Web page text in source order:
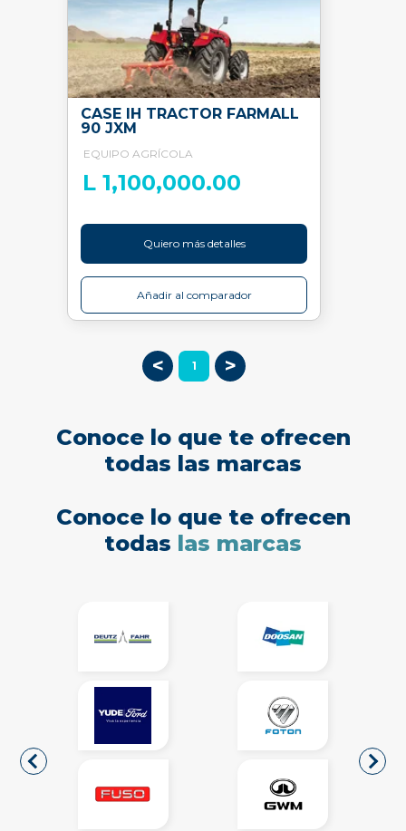
CASE IH TRACTOR FARMALL
90 JXM
EQUIPO AGRÍCOLA
L 1,100,000.00
Quiero más detalles
Añadir al comparador
< 1 >
Conoce lo que te ofrecen
todas las marcas
Conoce lo que te ofrecen
todas las marcas